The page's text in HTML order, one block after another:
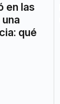
en las
qué